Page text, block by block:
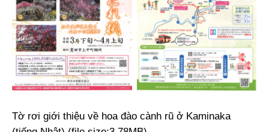
Tờ rơi giới thiệu về hoa đào cành rũ ở Kaminaka